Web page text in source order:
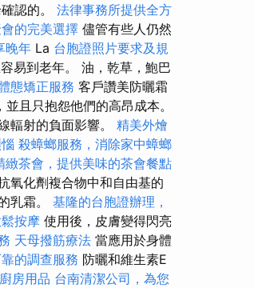
認的。 法律事務所提供全方
的完美選擇 儘管有些人仍然
晚年 La 台胞證照片要求及規
易到老年。 油，乾草，鮑巴
態矯正服務 客戶讚美防曬霜
且只抱怨他們的高昂成本。
輻射的負面影響。 精美外燴
殺蟑螂服務，消除家中蟑螂
緻茶會，提供美味的茶會餐點
氧化劑複合物中和自由基的
乳霜。 基隆的台胞證辦理，
按摩 使用後，皮膚變得閃亮
天母撥筋療法 當應用於身體
的調查服務 防曬和維生素E
房用品 台南清潔公司，為您